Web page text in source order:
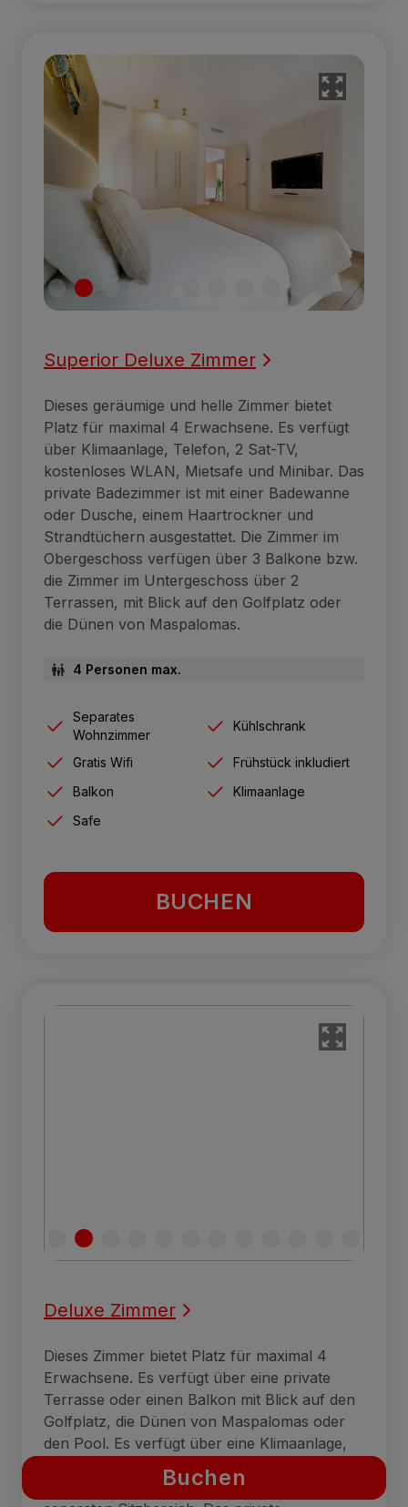
Buchen
Superior Deluxe Zimmer
Dieses geräumige und helle Zimmer bietet
Platz für maximal 4 Erwachsene. Es verfügt
über Klimaanlage, Telefon, 2 Sat-TV,
kostenloses WLAN, Mietsafe und Minibar. Das
private Badezimmer ist mit einer Badewanne
oder Dusche, einem Haartrockner und
Strandtüchern ausgestattet. Die Zimmer im
Obergeschoss verfügen über 3 Balkone bzw.
die Zimmer im Untergeschoss über 2
Terrassen, mit Blick auf den Golfplatz oder
die Dünen von Maspalomas.
4 Personen max.
Separates
Wohnzimmer
Kühlschrank
Gratis Wifi
Frühstück inkludiert
Balkon
Klimaanlage
Safe
BUCHEN
Deluxe Zimmer
Dieses Zimmer bietet Platz für maximal 4
Erwachsene. Es verfügt über eine private
Terrasse oder einen Balkon mit Blick auf den
Golfplatz, die Dünen von Maspalomas oder
den Pool. Es verfügt über eine Klimaanlage,
ein Telefon, 2 Sat-TVs, kostenloses WLAN,
einen Mietsafe, eine Minibar und einen